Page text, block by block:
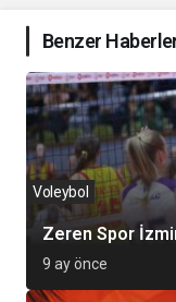
Benzer
Zeren Spor
Voleybol
9 ay önce